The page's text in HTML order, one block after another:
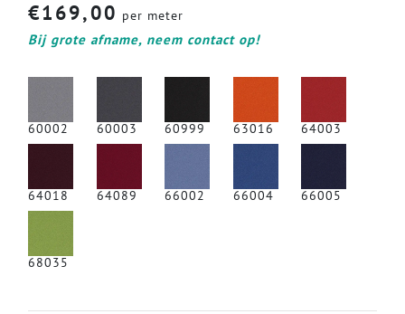
€169,00 per meter
Bij grote afname, neem contact op!
60002 60003 60999 63016 64003
64018 64089 66002 66004 66005
68035